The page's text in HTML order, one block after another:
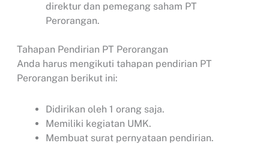
direktur dan pemegang saham PT
Perorangan.
Tahapan Pendirian PT Perorangan
Anda harus mengikuti tahapan pendirian PT
Perorangan berikut ini:
Didirikan oleh 1 orang saja.
Memiliki kegiatan UMK.
Membuat surat pernyataan pendirian.